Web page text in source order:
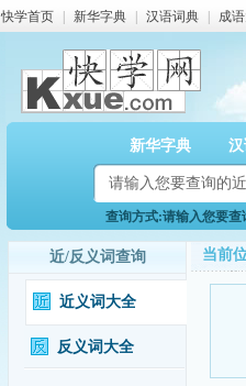
快学首页 新华字典 汉语词典 成
新华字典
查询方式:请输入您要查
近/反义词查询
近义词大全
反义词大全
当前